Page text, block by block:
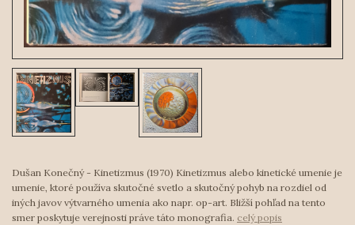
Dušan Konečný - Kinetizmus (1970) Kinetizmus alebo kinetické umenie je
umenie, ktoré používa skutočné svetlo a skutočný pohyb na rozdiel od
iných javov výtvarného umenia ako napr. op-art. Bližší pohľad na tento
smer poskytuje verejnosti práve táto monografia. celý popis